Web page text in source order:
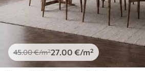
45.00€/m²27.00 €/m²